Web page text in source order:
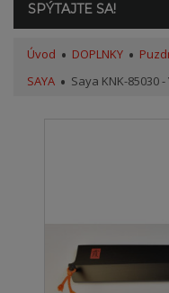
SPÝTAJTE SA!
Úvod DOPLNKY
SAYA
Saya KNK-85030